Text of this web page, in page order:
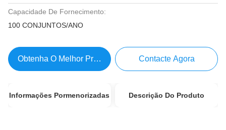
Capacidade De Fornecimento:
100 CONJUNTOS/ANO
Obtenha O Melhor Preço Contacte Agora
Informações Pormenorizadas Descrição Do Produto